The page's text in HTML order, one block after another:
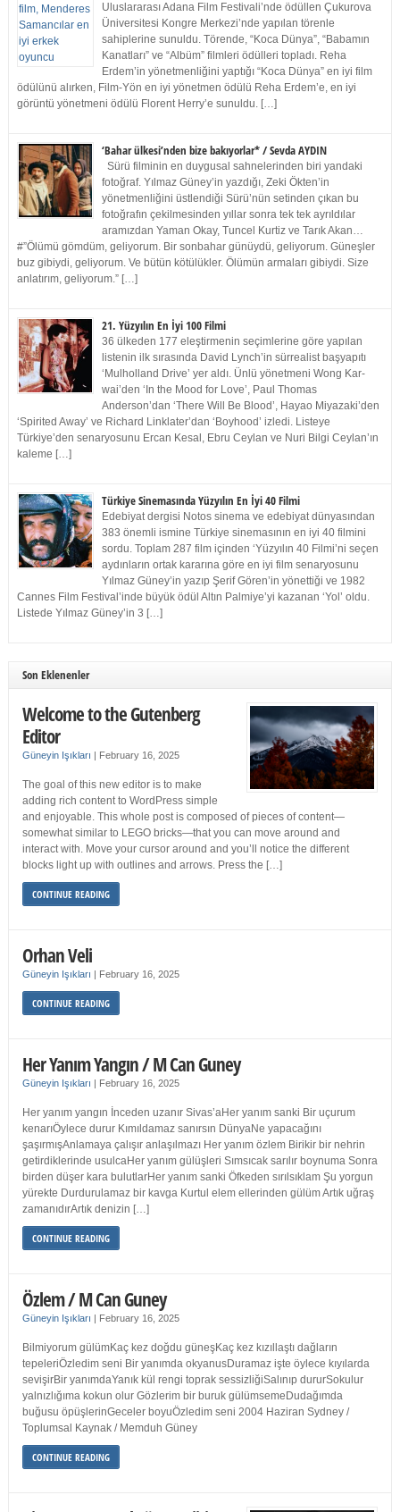
Uluslararası Adana Film Festivali’nde ödüllen Çukurova
Üniversitesi Kongre Merkezi’nde yapılan törenle
sahiplerine sunuldu. Törende, “Koca Dünya”, “Babamın
Kanatları” ve “Albüm” filmleri ödülleri topladı. Reha
Erdem’in yönetmenliğini yaptığı “Koca Dünya” en iyi film
ödülünü alırken, Film-Yön en iyi yönetmen ödülü Reha Erdem’e, en iyi
görüntü yönetmeni ödülü Florent Herry’e sunuldu. […]
‘Bahar ülkesi’nden bize bakıyorlar* / Sevda AYDIN
Sürü filminin en duygusal sahnelerinden biri yandaki
fotoğraf. Yılmaz Güney’in yazdığı, Zeki Ökten’in
yönetmenliğini üstlendiği Sürü’nün setinden çıkan bu
fotoğrafın çekilmesinden yıllar sonra tek tek ayrıldılar
aramızdan Yaman Okay, Tuncel Kurtiz ve Tarık Akan…
#”Ölümü gömdüm, geliyorum. Bir sonbahar günüydü, geliyorum. Güneşler
buz gibiydi, geliyorum. Ve bütün kötülükler. Ölümün armaları gibiydi. Size
anlatırım, geliyorum.” […]
21. Yüzyılın En İyi 100 Filmi
36 ülkeden 177 eleştirmenin seçimlerine göre yapılan
listenin ilk sırasında David Lynch’in sürrealist başyapıtı
‘Mulholland Drive’ yer aldı. Ünlü yönetmeni Wong Kar-
wai’den ‘In the Mood for Love’, Paul Thomas
Anderson’dan ‘There Will Be Blood’, Hayao Miyazaki’den
‘Spirited Away’ ve Richard Linklater’dan ‘Boyhood’ izledi. Listeye
Türkiye’den senaryosunu Ercan Kesal, Ebru Ceylan ve Nuri Bilgi Ceylan’ın
kaleme […]
Türkiye Sinemasında Yüzyılın En İyi 40 Filmi
Edebiyat dergisi Notos sinema ve edebiyat dünyasından
383 önemli ismine Türkiye sinemasının en iyi 40 filmini
sordu. Toplam 287 film içinden ‘Yüzyılın 40 Filmi’ni seçen
aydınların ortak kararına göre en iyi film senaryosunu
Yılmaz Güney’in yazıp Şerif Gören’in yönettiği ve 1982
Cannes Film Festival’inde büyük ödül Altın Palmiye’yi kazanan ‘Yol’ oldu.
Listede Yılmaz Güney’in 3 […]
Son Eklenenler
Welcome to the Gutenberg
Editor
Güneyin Işıkları | February 16, 2025
The goal of this new editor is to make
adding rich content to WordPress simple
and enjoyable. This whole post is composed of pieces of content—
somewhat similar to LEGO bricks—that you can move around and
interact with. Move your cursor around and you’ll notice the different
blocks light up with outlines and arrows. Press the […]
CONTINUE READING
Orhan Veli
Güneyin Işıkları | February 16, 2025
CONTINUE READING
Her Yanım Yangın / M Can Guney
Güneyin Işıkları | February 16, 2025
Her yanım yangın İnceden uzanır Sivas’aHer yanım sanki Bir uçurum
kenarıÖylece durur Kımıldamaz sanırsın DünyaNe yapacağını
şaşırmışAnlamaya çalışır anlaşılmazı Her yanım özlem Birikir bir nehrin
getirdiklerinde usulcaHer yanım gülüşleri Sımsıcak sarılır boynuma Sonra
birden düşer kara bulutlarHer yanım sanki Öfkeden sırılsıklam Şu yorgun
yürekte Durdurulamaz bir kavga Kurtul elem ellerinden gülüm Artık uğraş
zamanıdırArtık denizin […]
CONTINUE READING
Özlem / M Can Guney
Güneyin Işıkları | February 16, 2025
Bilmiyorum gülümKaç kez doğdu güneşKaç kez kızıllaştı dağların
tepeleriÖzledim seni Bir yanımda okyanusDuramaz işte öylece kıyılarda
sevişirBir yanımdaYanık kül rengi toprak sessizliğiSalınıp dururSokulur
yalnızlığıma kokun olur Gözlerim bir buruk gülümsemeDudağımda
buğusu öpüşlerinGeceler boyuÖzledim seni 2004 Haziran Sydney /
Toplumsal Kaynak / Memduh Güney
CONTINUE READING